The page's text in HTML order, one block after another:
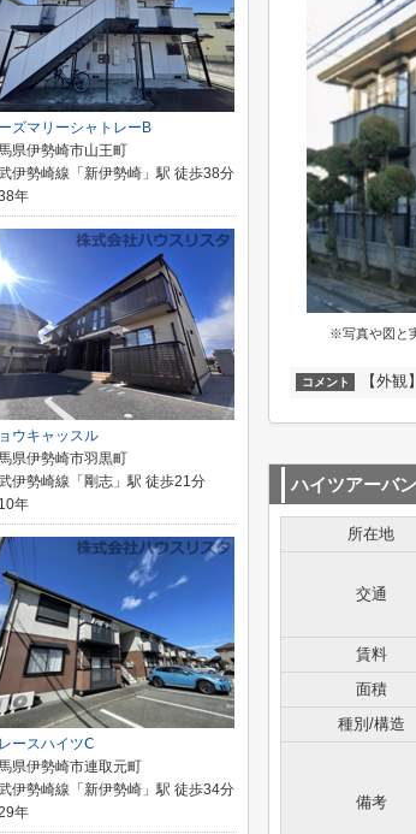
※写真や図と
コメント 【外観】
ハイツアーバン
所在地
交通
賃料
面積
種別/構造
備考
ズマリーシャトレーB
県伊勢崎市山王町
伊勢崎線「新伊勢崎」駅 徒歩38分
年
ウキャッスル
県伊勢崎市羽黒町
伊勢崎線「剛志」駅 徒歩21分
年
ースハイツⅭ
県伊勢崎市連取元町
伊勢崎線「新伊勢崎」駅 徒歩34分
年